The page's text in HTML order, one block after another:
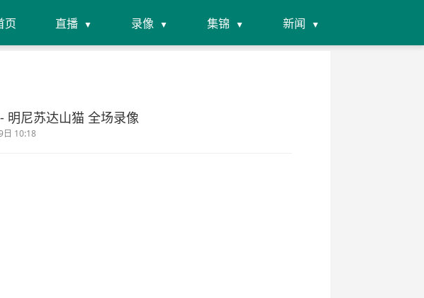
页 直播 录像 集锦 新闻
明尼苏达山猫 全场录像
日 10:18